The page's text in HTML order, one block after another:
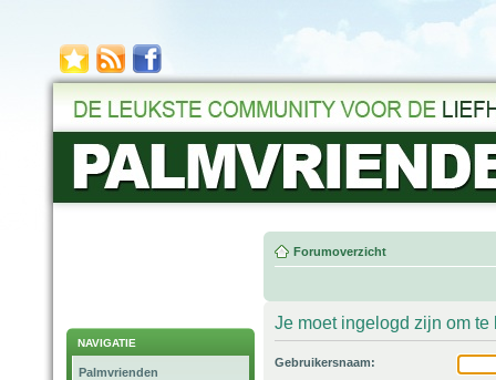
NAVIGATIE
Palmvrienden
Forumoverzicht
Je moet ingelogd zijn om
Gebruikersnaam: